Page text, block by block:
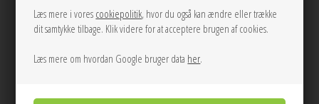
Læs mere i vores cookiepolitik, hvor du også kan ændre eller trække
dit samtykke tilbage. Klik videre for at acceptere brugen af cookies.
Læs mere om hvordan Google bruger data her.